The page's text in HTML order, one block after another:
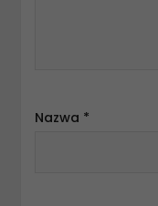
Nazwa *